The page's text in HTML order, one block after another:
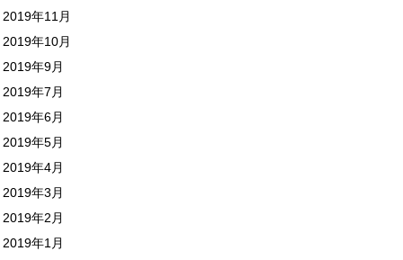
2019年11月
2019年10月
2019年9月
2019年7月
2019年6月
2019年5月
2019年4月
2019年3月
2019年2月
2019年1月